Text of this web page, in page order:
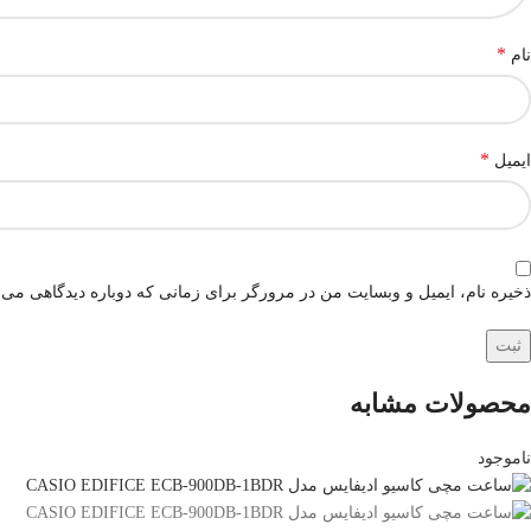
نام *
ایمیل *
ذخیره نام، ایمیل و وبسایت من در مرورگر برای زمانی که دوباره دیدگاهی
محصولات مشابه
ناموجود